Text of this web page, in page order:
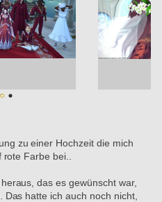
zu einer Hochzeit die mich
Farbe bei..
das es gewünscht war,
hatte ich auch noch nicht,